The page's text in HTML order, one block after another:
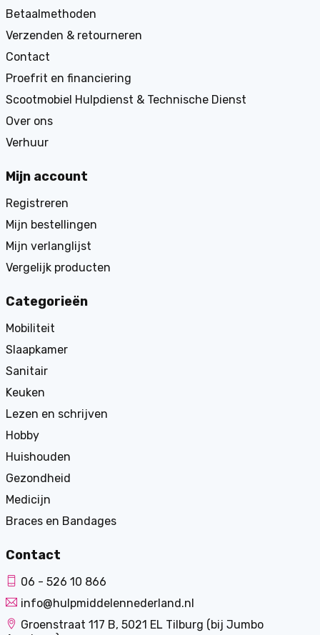
Betaalmethoden
Verzenden & retourneren
Contact
Proefrit en financiering
Scootmobiel Hulpdienst & Technische Dienst
Over ons
Verhuur
Mijn account
Registreren
Mijn bestellingen
Mijn verlanglijst
Vergelijk producten
Categorieën
Mobiliteit
Slaapkamer
Sanitair
Keuken
Lezen en schrijven
Hobby
Huishouden
Gezondheid
Medicijn
Braces en Bandages
Contact
06 - 526 10 866
info@hulpmiddelennederland.nl
Groenstraat 117 B, 5021 EL Tilburg (bij Jumbo